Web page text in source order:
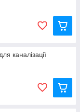
каналізації